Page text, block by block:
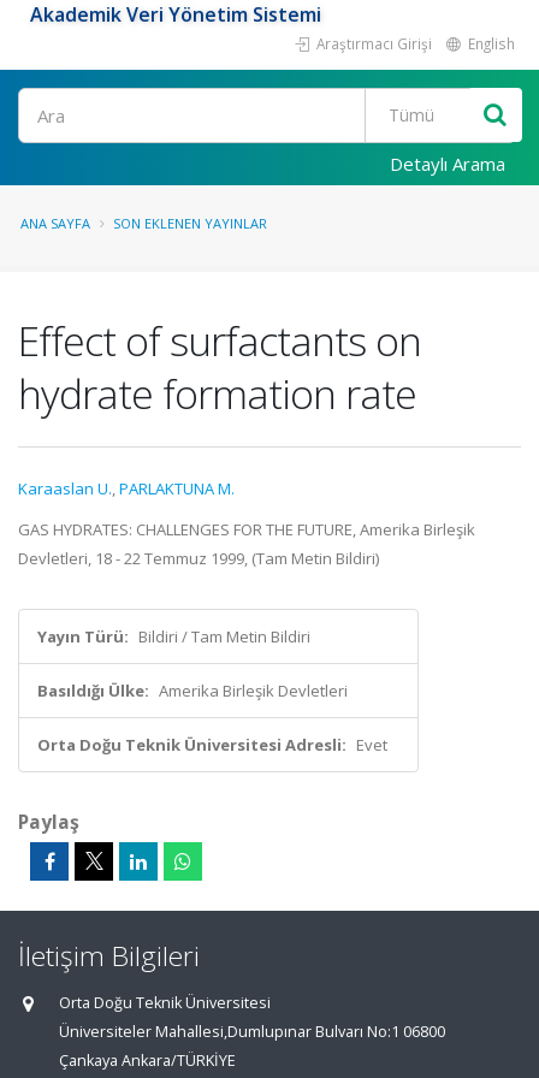
Akademik Veri Yönetim Sistemi
Araştırmacı Girişi English
Ara
Detaylı Arama
ANA SAYFA SON EKLENEN YAYINLAR
Effect of surfactants on
hydrate formation rate
Karaaslan U. PARLAKTUNA M.
GAS HYDRATES: CHALLENGES FOR THE FUTURE, Amerika Birleşik
Devletleri, 18 - 22 Temmuz 1999, (Tam Metin Bildiri)
Yayın Türü: Bildiri / Tam Metin Bildiri
Basıldığı Ülke: Amerika Birleşik Devletleri
Orta Doğu Teknik Üniversitesi Adresli: Evet
Paylaş
İletişim Bilgileri
Orta Doğu Teknik Üniversitesi
Üniversiteler Mahallesi,Dumlupınar Bulvarı No:1 06800
Çankaya Ankara/TÜRKİYE